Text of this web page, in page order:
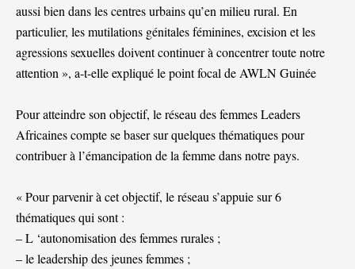
aussi bien dans les centres urbains qu’en milieu rural. En
particulier, les mutilations génitales féminines, excision et les
agressions sexuelles doivent continuer à concentrer toute notre
attention », a-t-elle expliqué le point focal de AWLN Guinée
Pour atteindre son objectif, le réseau des femmes Leaders
Africaines compte se baser sur quelques thématiques pour
contribuer à l’émancipation de la femme dans notre pays.
« Pour parvenir à cet objectif, le réseau s’appuie sur 6
thématiques qui sont :
– L ‘autonomisation des femmes rurales ;
– le leadership des jeunes femmes ;